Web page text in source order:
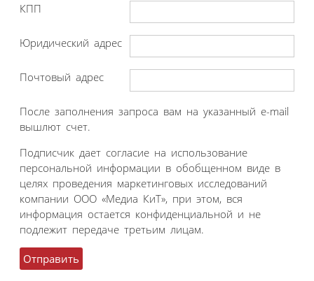
КПП
Юридический адрес
Почтовый адрес
После заполнения запроса вам на указанный e-mail
вышлют счет.
Подписчик дает согласие на использование
персональной информации в обобщенном виде в
целях проведения маркетинговых исследований
компании ООО «Медиа КиТ», при этом, вся
информация остается конфиденциальной и не
подлежит передаче третьим лицам.